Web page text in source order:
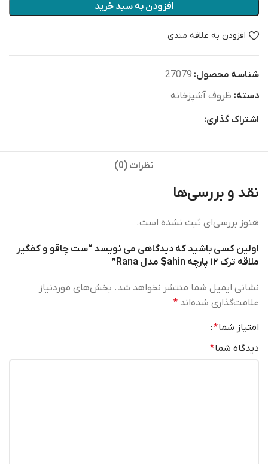
افزودن به سبد خرید
افزودن به علاقه مندی
شناسه محصول: 27079
دسته: ظروف آشپزخانه
اشتراک گذاری:
نظرات (0)
نقد و بررسی‌ها
هنوز بررسی‌ای ثبت نشده است.
اولین کسی باشید که دیدگاهی می نویسد “ست چاقو و کفگیر
ملاقه ترک ۱۲ پارچه Şahin مدل Rana”
نشانی ایمیل شما منتشر نخواهد شد. بخش‌های موردنیاز
علامت‌گذاری شده‌اند*
امتیاز شما*
دیدگاه شما*